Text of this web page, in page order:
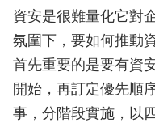
資安是很難量化它對
氛圍下，要如何推動
首先重要的是要有資
開始，再訂定優先順
事，分階段實施，以